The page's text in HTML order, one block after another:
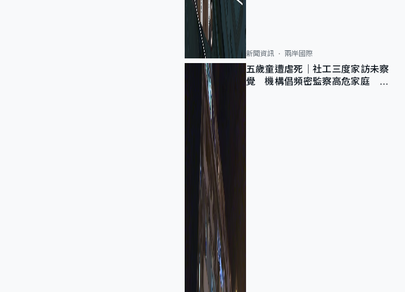
新聞資訊 兩岸國際
五歲童遭虐死｜社工三度家訪未察
覺 機構倡頻密監察高危家庭 管